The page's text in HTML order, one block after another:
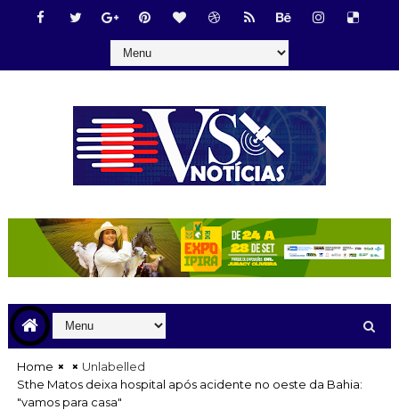
Home
Unlabelled
Sthe Matos deixa hospital após acidente no oeste da Bahia:
"vamos para casa"